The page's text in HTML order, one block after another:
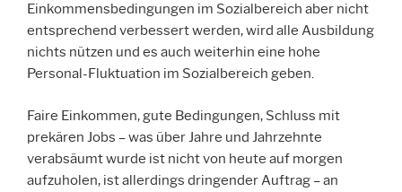
Einkommensbedingungen im Sozialbereich aber nicht
entsprechend verbessert werden, wird alle Ausbildung
nichts nützen und es auch weiterhin eine hohe
Personal-Fluktuation im Sozialbereich geben.
Faire Einkommen, gute Bedingungen, Schluss mit
prekären Jobs – was über Jahre und Jahrzehnte
verabsäumt wurde ist nicht von heute auf morgen
aufzuholen, ist allerdings dringender Auftrag – an